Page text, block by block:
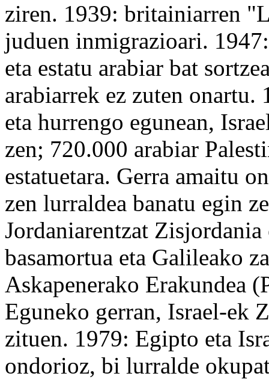
ziren. 1939: britainiarren "
juduen inmigrazioari.
eta estatu arabiar bat
arabiarrek ez zuten
eta hurrengo egunean,
zen; 720.000 arabiar
estatuetara. Gerra amaitu
zen lurraldea banatu egin
Jordaniarentzat
basamortua eta Galileako
Askapenerako Erakundea (
Eguneko gerran, Israel-ek
zituen. 1979: Egipto eta
ondorioz, bi lurralde